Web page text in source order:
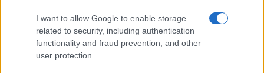
I want to allow Google to enable storage
related to security, including authentication
functionality and fraud prevention, and other
user protection.
PIÙ LETTI